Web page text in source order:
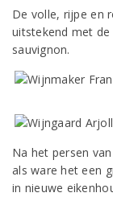
De volle, rijpe en
uitstekend met
sauvignon.
Na het persen
als ware het een
in nieuwe